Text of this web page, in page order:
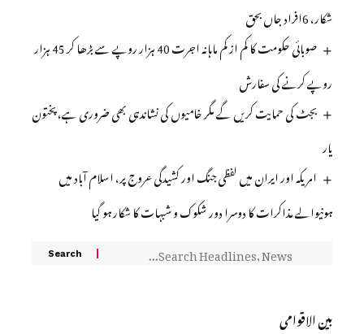
شکار، 6افراد جاں بحق
صوبائی حکومت کا کم از کم ماہانہ اجرت 40 ہزار روپے سے بڑھا کر 45 ہزار
روپے کرنے کی سفارش
بجٹ کی حمایت کریں گے مگر خامیوں کی نشاندہی بھی ضروری ہے، پختون
یار
امریکہ اور ایران میں لفظی جنگ اور کشیدگی عروج پر، اسلام آباد میں
ہونیوالے مذاکرات کا دوسرا دور شکوک و شبہات کا شکار ہو گیا
بین الاقوامی